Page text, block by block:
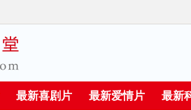
最新喜剧片 最新爱情片 最新